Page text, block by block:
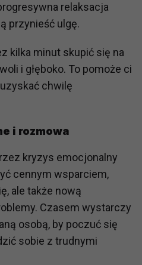
relaksacja
przynieść ulgę.
kilka minut skupić się na
i głęboko. To pomoże ci
chwilę
i rozmowa
kryzys emocjonalny
cennym wsparciem,
ale także nową
Czasem wystarczy
osobą, by poczuć się
sobie z trudnymi